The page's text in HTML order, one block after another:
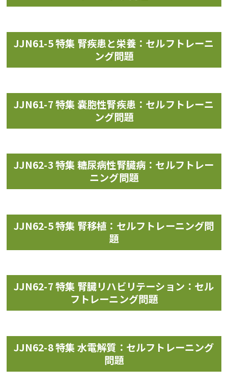
JJN61-5 特集 腎疾患と栄養：セルフトレーニ
ング問題
JJN61-7 特集 嚢胞性腎疾患：セルフトレーニ
ング問題
JJN62-3 特集 糖尿病性腎臓病：セルフトレー
ニング問題
JJN62-5 特集 腎移植：セルフトレーニング問
題
JJN62-7 特集 腎臓リハビリテーション：セル
フトレーニング問題
JJN62-8 特集 水電解質：セルフトレーニング
問題